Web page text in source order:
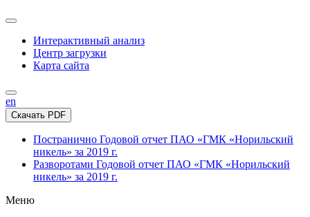
Интерактивный анализ
Центр загрузки
Карта сайта
en
Скачать PDF
Постранично Годовой отчет ПАО «ГМК «Норильский
никель» за 2019 г.
Разворотами Годовой отчет ПАО «ГМК «Норильский
никель» за 2019 г.
Меню